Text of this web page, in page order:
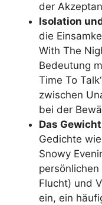
der
Isolation
die
With The
Bedeutung
Time To
zwischen
bei der
Das
Gedichte
Snowy
Flucht) und
ein, ein